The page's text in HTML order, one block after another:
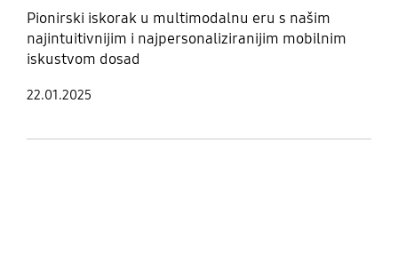
Pionirski iskorak u multimodalnu eru s našim
najintuitivnijim i najpersonaliziranijim mobilnim
iskustvom dosad
22.01.2025